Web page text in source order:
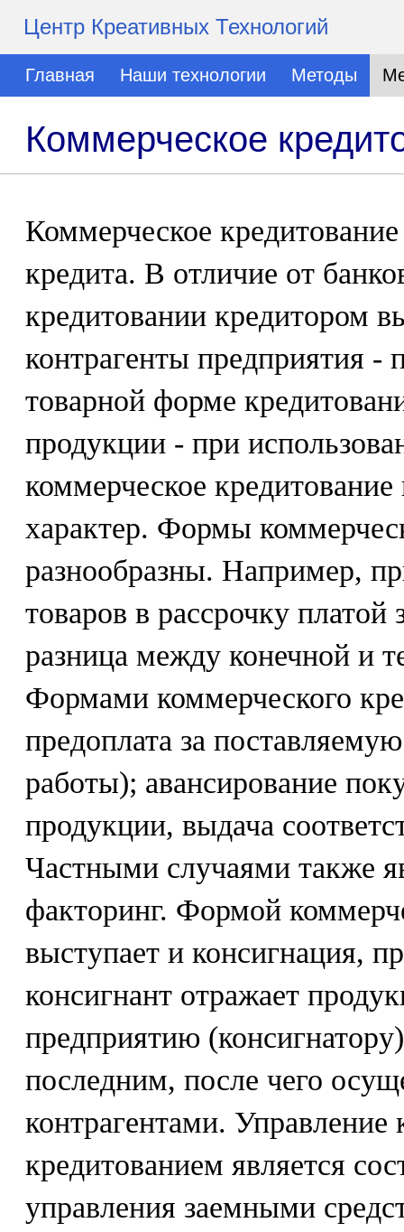
Центр Креативных Технологий
Главная Наши технологии Методы
Коммерческое
Коммерческое
кредита. В отличие от
кредитовании кредитором
контрагенты предприятия
товарной форме
продукции - при
коммерческое
характер. Формы
разнообразны. Например,
товаров в рассрочку платой
разница между конечной и
Формами коммерческого
предоплата за
работы); авансирование
продукции, выдача
Частными случаями также
факторинг. Формой
выступает и консигнация,
консигнант отражает
предприятию
последним, после чего
контрагентами.
кредитованием является
управления заемными